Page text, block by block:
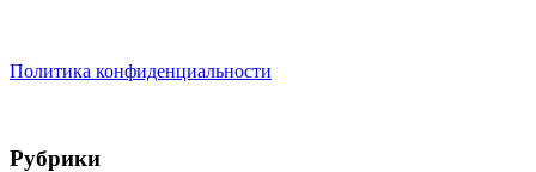
Политика конфиденциальности
Рубрики